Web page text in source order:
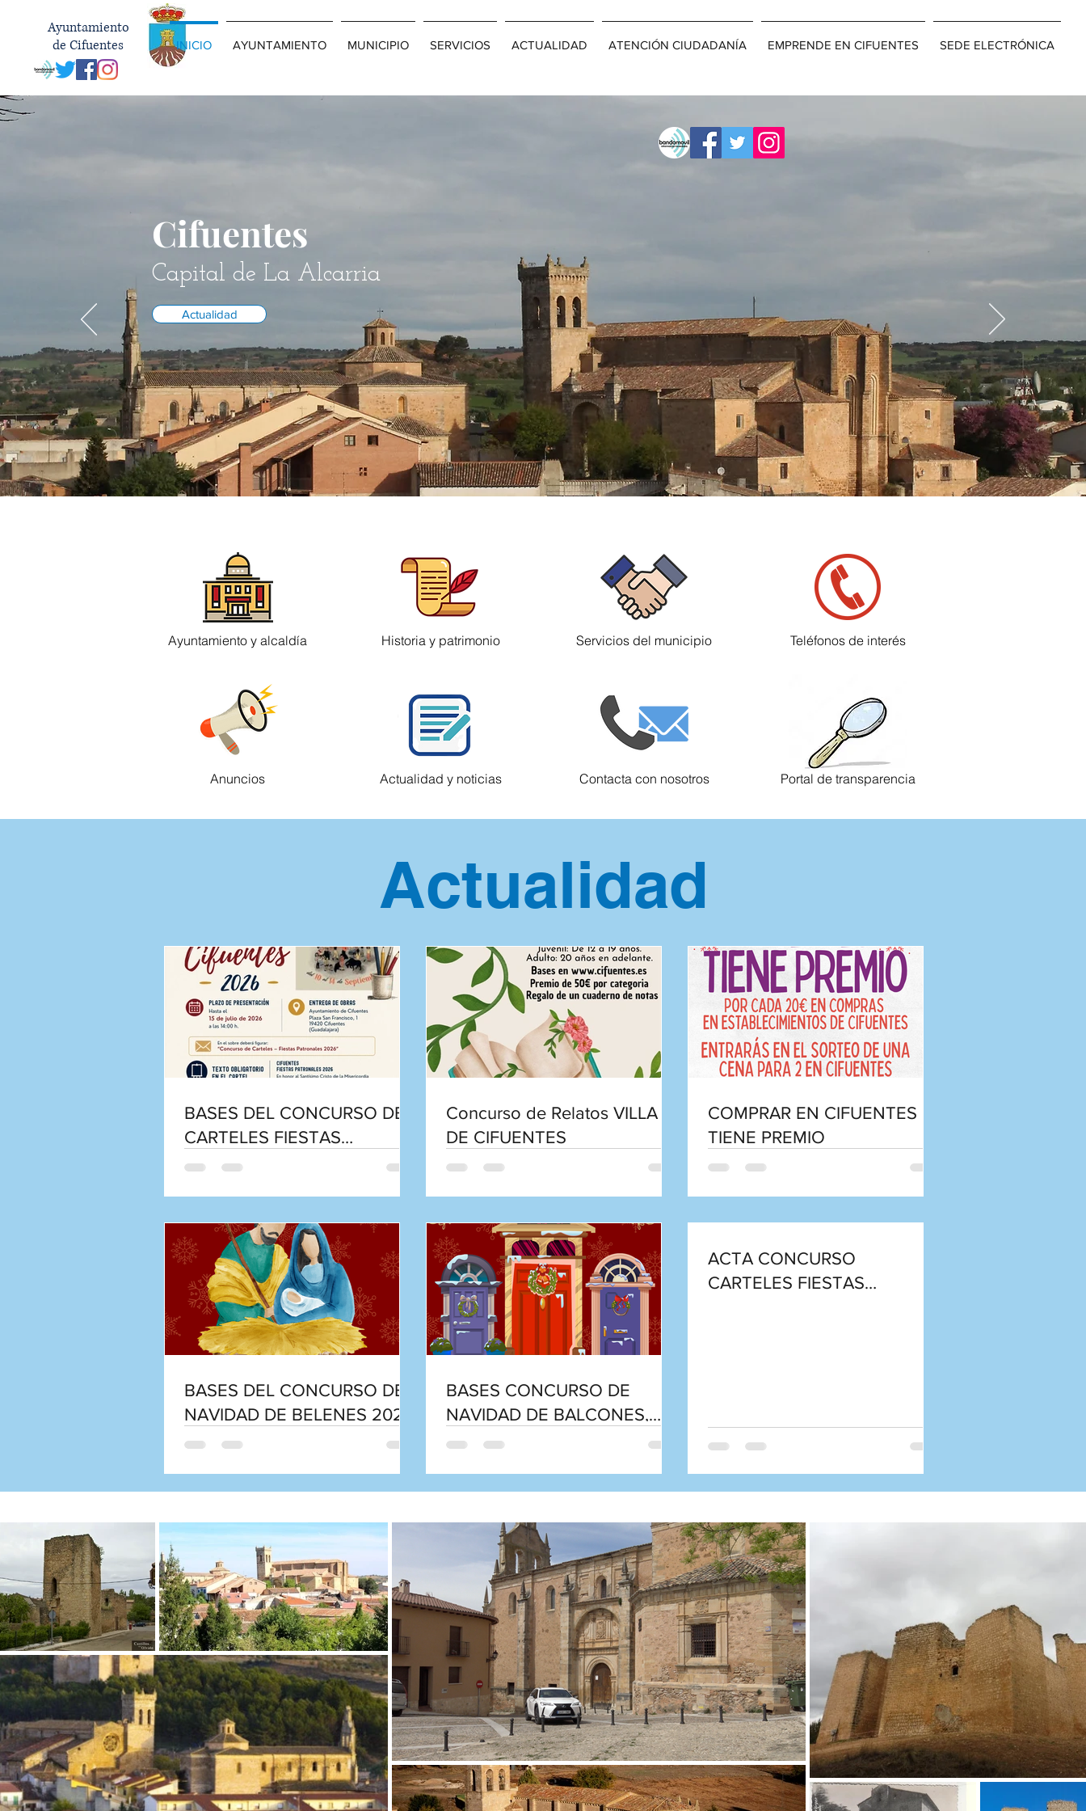
Ayuntamiento
de Cifuentes
INICIO AYUNTAMIENTO MUNICIPIO SERVICIOS ACTUALIDAD ATENCIÓN CIUDADANÍA EMPRENDE EN CIFUENTES SEDE ELECTRÓNICA
Cifuentes
Capital de La Alcarria
Actualidad
Ayuntamiento y alcaldía Historia y patrimonio
Actualidad y noticias
Anuncios
Servicios del municipio
Contacta con nosotros
Teléfonos de interés
Portal de transparencia
Actualidad
BASES DEL CONCURSO DE
CARTELES FIESTAS
PATRONALES DE
Concurso de Relatos VILLA
DE CIFUENTES
COMPRAR EN CIFUENTES
TIENE PREMIO
BASES DEL CONCURSO DE
NAVIDAD DE BELENES 2025
BASES CONCURSO DE
NAVIDAD DE BALCONES,
FACHADAS Y ESCAPARATES
ACTA CONCURSO
CARTELES FIESTAS